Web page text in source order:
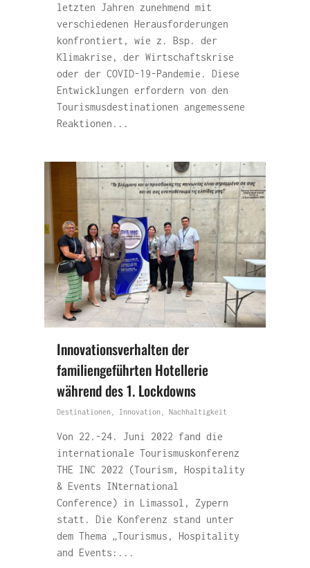
letzten Jahren zunehmend mit
verschiedenen Herausforderungen
konfrontiert, wie z. Bsp. der
Klimakrise, der Wirtschaftskrise
oder der COVID-19-Pandemie. Diese
Entwicklungen erfordern von den
Tourismusdestinationen angemessene
Reaktionen...
Innovationsverhalten der
familiengeführten Hotellerie
während des 1. Lockdowns
Destinationen Innovation Nachhaltigkeit
Von 22.-24. Juni 2022 fand die
internationale Tourismuskonferenz
THE INC 2022 (Tourism, Hospitality
& Events INternational
Conference) in Limassol, Zypern
statt. Die Konferenz stand unter
dem Thema „Tourismus, Hospitality
and Events:...